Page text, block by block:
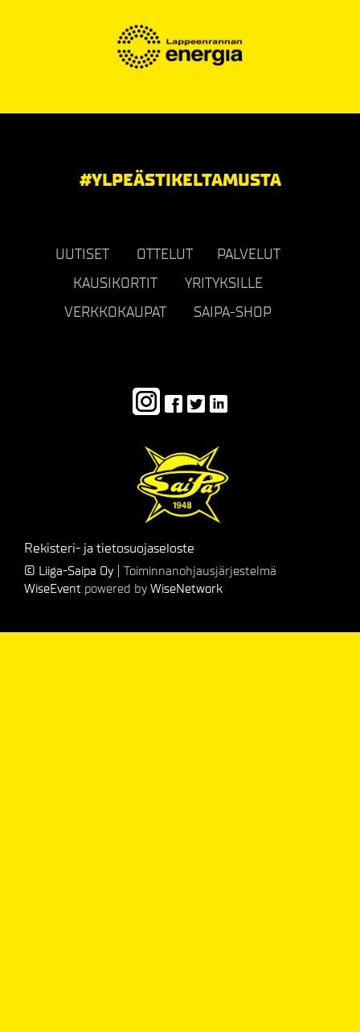
#YLPEÄSTIKELTAMUSTA
UUTISET OTTELUT
PALVELUT
KAUSIKORTIT
YRITYKSILLE
VERKKOKAUPAT
SAIPA-SHOP
Rekisteri- ja tietosuojaseloste
© Liiga-Saipa Oy | Toiminnanohjausjärjestelmä
WiseEvent powered by WiseNetwork